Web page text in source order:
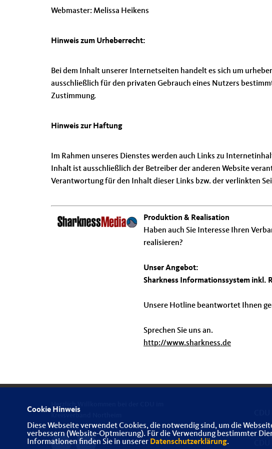
Webmaster: Melissa Heikens
Hinweis zum Urheberrecht:
Bei dem Inhalt unserer Internetseiten handelt es sich um
ausschließlich für den privaten Gebrauch eines Nutzers
Zustimmung.
Hinweis zur Haftung
Im Rahmen unseres Dienstes werden auch Links zu
Inhalt ist ausschließlich der Betreiber der anderen Website
Verantwortung für den Inhalt dieser Links bzw. der verlinkten
Produktion & Realisation
Haben auch Sie Interesse Ihren
realisieren?
Unser Angebot:
Sharkness Informationssystem inkl.
Unsere Hotline beantwortet Ihnen
Sprechen Sie uns an.
http://www.sharkness.de
Cookie Hinweis
Diese Webseite verwendet Cookies, die notwendig sind, um die
verbessern (Website-Optmierung). Für die Verwendung bestimmter
Informationen finden Sie in unserer Datenschutzerklärung.